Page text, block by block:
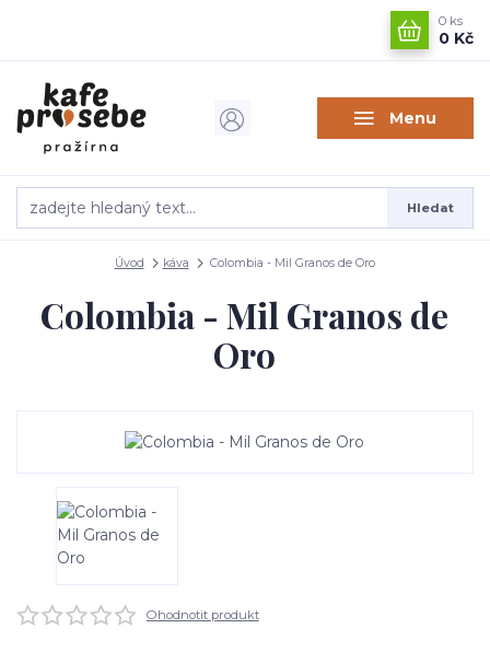
Menu
Hledat
0 ks
0 Kč
Úvod káva Colombia - Mil Granos de Oro
Colombia - Mil Granos de
Oro
Ohodnotit produkt